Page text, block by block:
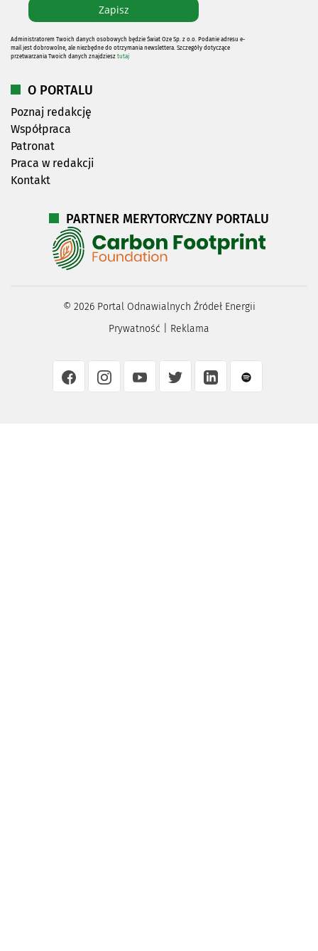
Administratorem Twoich danych osobowych będzie Świat Oze Sp. z o.o. Podanie adresu e-
mail jest dobrowolne, ale niezbędne do otrzymania newslettera. Szczegóły dotyczące
przetwarzania Twoich danych znajdziesz tutaj
O PORTALU
Poznaj redakcję
Współpraca
Patronat
Praca w redakcji
Kontakt
PARTNER MERYTORYCZNY PORTALU
© 2026Portal Odnawialnych Źródeł Energii
Prywatność
Reklama